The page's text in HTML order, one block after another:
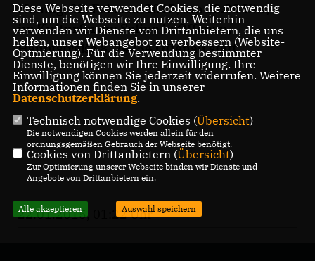
Montag, 02. Februar 2015, um 20.00 Uhr,
im Kulturforum Saline in Offenau,
Hauptstraße 8, 74254 Offenau statt.
22.01.2015, 01:22 Uhr
Diese Webseite verwendet Cookies, die notwendig
sind, um die Webseite zu nutzen. Weiterhin
verwenden wir Dienste von Drittanbietern, die uns
helfen, unser Webangebot zu verbessern (Website-
Optmierung). Für die Verwendung bestimmter
Dienste, benötigen wir Ihre Einwilligung. Ihre
Einwilligung können Sie jederzeit widerrufen. Weitere
Informationen finden Sie in unserer
Datenschutzerklärung.
Technisch notwendige Cookies (Übersicht)
Die notwendigen Cookies werden allein für den
ordnungsgemäßen Gebrauch der Webseite benötigt.
Cookies von Drittanbietern (Übersicht)
Zur Optimierung unserer Webseite binden wir Dienste und
Angebote von Drittanbietern ein.
Alle akzeptieren Auswahl speichern